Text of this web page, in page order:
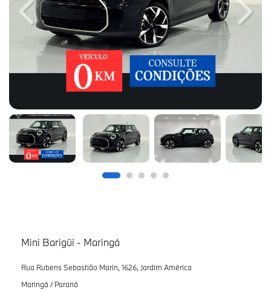
Previous Next
Mini Barigüi - Maringá
Rua Rubens Sebastião Marin, 1626, Jardim América
Maringá / Paraná